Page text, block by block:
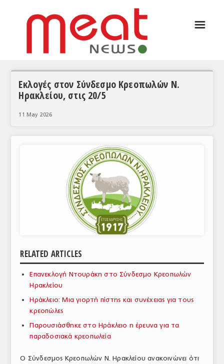
ΣΥΝΕΝΤΕΥΞΕΙΣ
ΘΕΜΑΤΑ
ΕΥΡΩΠΑΪΚΕΣ ΑΠΟΦΑΣΕΙΣ
ΕΜΠΟΡΙΚΟΣ ΚΑΤΑΛΟΓΟΣ
ΠΑΡΑΓΩΓΗ & ΕΜΠΟΡΙΑ
ΣΦΑΓΕΙΑ
ΕΞΟΠΛΙΣΜΟΣ
ΥΠΗΡΕΣΙΕΣ
☰
Εκλογές στον Σύνδεσμο Κρεοπωλών Ν.
Ηρακλείου, στις 20/5
11 May 2026
RELATED ARTICLES
Επανεκλογή Ντουράκη στο Σύνδεσμο Κρεοπωλών
Ηρακλείου
Ηράκλειο: Μια γιορτή πίστης και συνέχειας για τους
κρεοπώλες
Παρουσιάσθηκε στο Ηράκλειο η έρευνα για τα
παραδοσιακά κρεοπωλεία
Ο Σύνδεσμος Κρεοπωλών Ν. Ηρακλείου ανακοινώνει ότι